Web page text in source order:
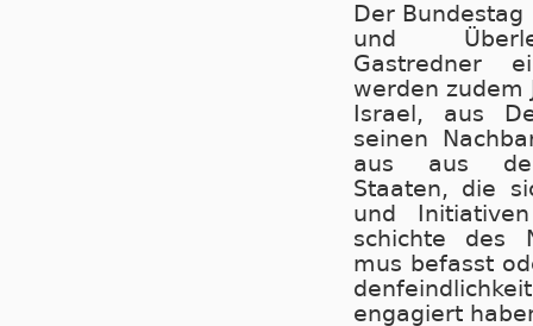
Der
und
Gastredner
wer­den zu­dem
Is­ra­el, aus
sei­nen
aus aus
Staaten, die
und
schich­te des
mus befasst
en­ga­giert